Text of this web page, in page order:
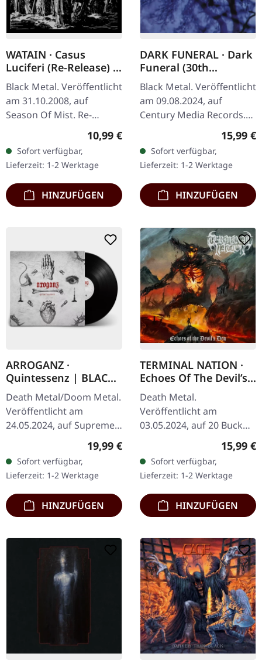
WATAIN · Casus
Luciferi (Re-Release) |
CD
Black Metal. Veröffentlicht
am 31.10.2008, auf
Season Of Mist. Re-
Release als Remaster mit
1 Bonus-Track und 24-
seitigem Booklet. Das
Album "Casus…
Regulärer Preis:
10,99 €
Sofort verfügbar,
Lieferzeit: 1-2 Werktage
HINZUFÜGEN
DARK FUNERAL · Dark
Funeral (30th
Anniversary Edition) |
CD
Black Metal. Veröffentlicht
am 09.08.2024, auf
Century Media Records.
CD im Jewelcase. "Dark
Funeral" von Dark Funeral
steht als monumentaler
Pfeiler…
15,99 €
Sofort verfügbar,
Lieferzeit: 1-2 Werktage
HINZUFÜGEN
ARROGANZ ·
Quintessenz | BLACK
LP
Death Metal/Doom Metal.
Veröffentlicht am
24.05.2024, auf Supreme
Schwarzes Vinyl im
schweren matten Cover
mit Insert. Vinyl…
Regulärer Preis:
19,99 €
Sofort verfügbar,
Lieferzeit: 1-2 Werktage
HINZUFÜGEN
TERMINAL NATION ·
Echoes Of The Devil’s
Den | CD
Death Metal.
Veröffentlicht am
03.05.2024, auf 20 Buck
Spin. CD im Jewelcase.
Terminal Nation liefert mit
"Echoes Of The Devil's
Den" einen…
15,99 €
Sofort verfügbar,
Lieferzeit: 1-2 Werktage
HINZUFÜGEN